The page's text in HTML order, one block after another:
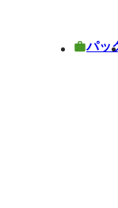
パッ